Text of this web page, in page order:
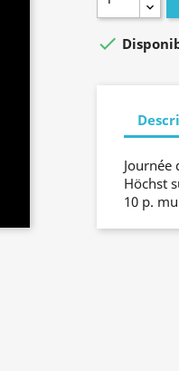

Höchst
10 p.